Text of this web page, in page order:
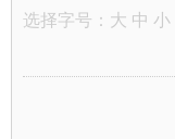
选择字号： 大 中 小